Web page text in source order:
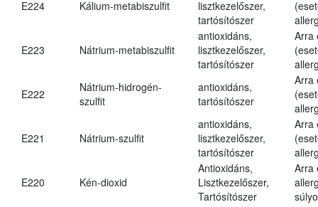
E224 Kálium-metabiszulfit
lisztkezelőszer,
tartósítószer
E223 Nátrium-metabiszulfit
antioxidáns,
lisztkezelőszer,
tartósítószer
Arra
E222
Nátrium-hidrogén-
szulfit
antioxidáns,
tartósítószer
Arra
E221 Nátrium-szulfit
antioxidáns,
lisztkezelőszer,
tartósítószer
Arra
E220 Kén-dioxid
Antioxidáns,
Lisztkezelőszer,
Tartósítószer
Arra